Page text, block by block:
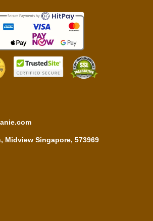
Midview Singapore, 573969